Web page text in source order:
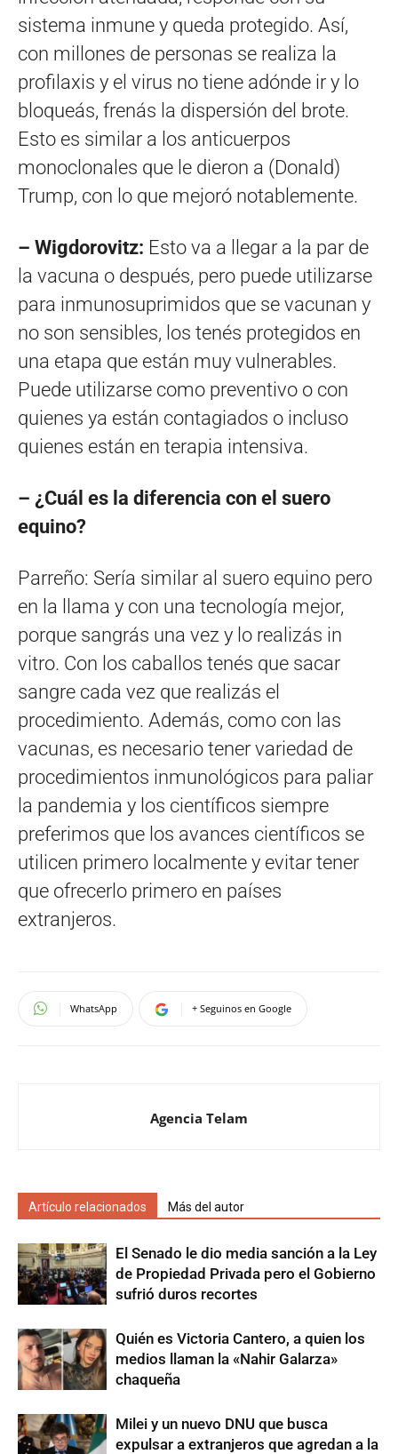
sistema inmune y queda protegido. Así,
con millones de personas se realiza la
profilaxis y el virus no tiene adónde ir y lo
bloqueás, frenás la dispersión del brote.
Esto es similar a los anticuerpos
monoclonales que le dieron a (Donald)
Trump, con lo que mejoró notablemente.
– Wigdorovitz: Esto va a llegar a la par de
la vacuna o después, pero puede utilizarse
para inmunosuprimidos que se vacunan y
no son sensibles, los tenés protegidos en
una etapa que están muy vulnerables.
Puede utilizarse como preventivo o con
quienes ya están contagiados o incluso
quienes están en terapia intensiva.
– ¿Cuál es la diferencia con el suero
equino?
Parreño: Sería similar al suero equino pero
en la llama y con una tecnología mejor,
porque sangrás una vez y lo realizás in
vitro. Con los caballos tenés que sacar
sangre cada vez que realizás el
procedimiento. Además, como con las
vacunas, es necesario tener variedad de
procedimientos inmunológicos para paliar
la pandemia y los científicos siempre
preferimos que los avances científicos se
utilicen primero localmente y evitar tener
que ofrecerlo primero en países
extranjeros.
WhatsApp + Seguinos en Google
Agencia Telam
Artículo relacionados Más del autor
El Senado le dio media sanción a la Ley
de Propiedad Privada pero el Gobierno
sufrió duros recortes
Quién es Victoria Cantero, a quien los
medios llaman la «Nahir Galarza»
chaqueña
Milei y un nuevo DNU que busca
expulsar a extranjeros que agredan a la